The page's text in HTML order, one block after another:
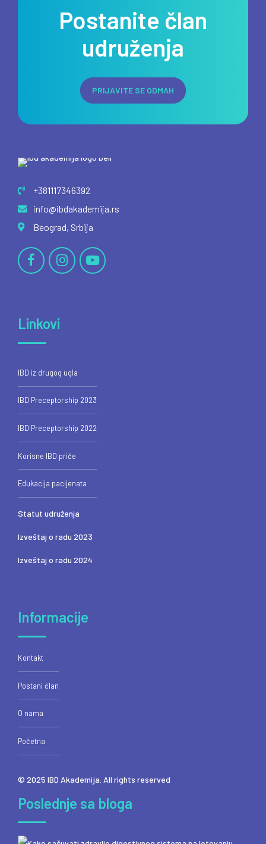
Postanite član
udruženja
PRIJAVITE SE ODMAH
+381117346392
info@ibdakademija.rs
Beograd, Srbija
Linkovi
IBD iz drugog ugla
IBD Preceptorship 2023
IBD Preceptorship 2022
Korisne IBD priče
Edukacija pacijenata
Statut udruženja
Izveštaj o radu 2023
Izveštaj o radu 2024
Informacije
Kontakt
Postani član
O nama
Početna
© 2025 IBD Akademija. All rights reserved
Poslednje sa bloga